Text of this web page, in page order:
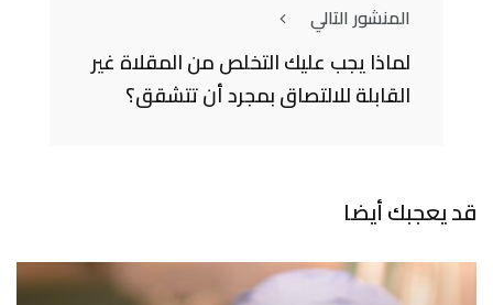
المنشور التالي
لماذا يجب عليك التخلص من المقلاة غير
القابلة للالتصاق بمجرد أن تتشقق؟
قد يعجبك أيضا